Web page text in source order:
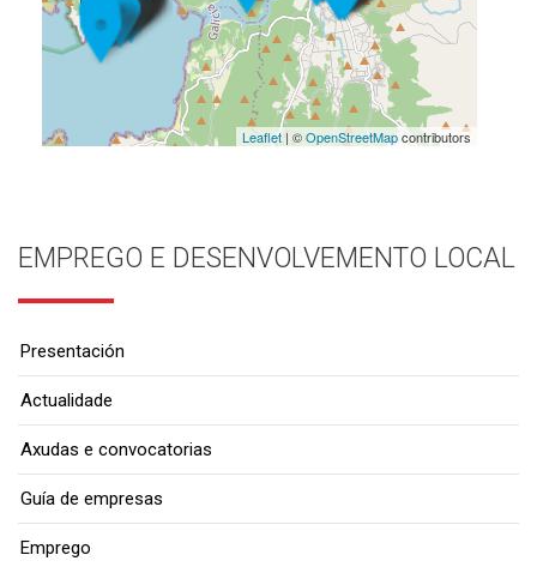
Leaflet| ©OpenStreetMapcontributors
EMPREGO E DESENVOLVEMENTO LOCAL
Presentación
Actualidade
Axudas e convocatorias
Guía de empresas
Emprego